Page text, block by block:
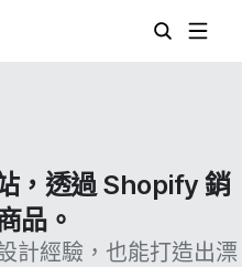
，透過 Shopify 銷
品。
計經驗，也能打造出漂